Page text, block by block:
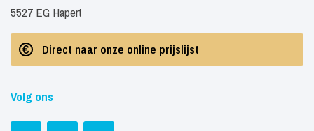
5527 EG Hapert
Direct naar onze online prijslijst
Volg ons